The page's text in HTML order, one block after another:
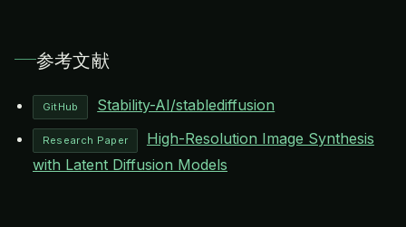
参考文献
GitHub Stability-AI/stablediffusion
Research Paper
High-Resolution Image Synthesis
with Latent Diffusion Models